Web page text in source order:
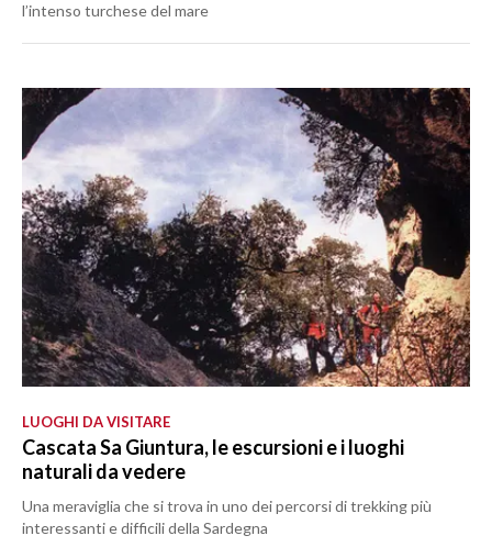
l’intenso turchese del mare
LUOGHI DA VISITARE
Cascata Sa Giuntura, le escursioni e i luoghi
naturali da vedere
Una meraviglia che si trova in uno dei percorsi di trekking più
interessanti e difficili della Sardegna